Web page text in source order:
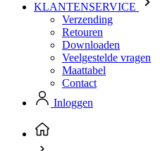
KLANTENSERVICE
Verzending
Retouren
Downloaden
Veelgestelde vragen
Maattabel
Contact
Inloggen